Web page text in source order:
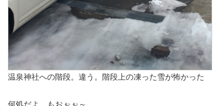
温泉神社への階段。違う。階段上の凍った雪が怖かった
何処だよ、もおぉぉ～